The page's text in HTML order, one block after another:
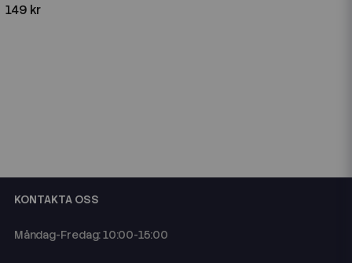
149 kr
KONTAKTA OSS
Måndag-Fredag: 10:00-15:00